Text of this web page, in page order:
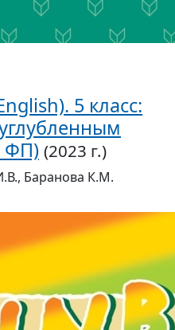
5 класс:
ФП) (2023 г.)
Баранова К.М.